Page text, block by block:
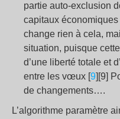
partie auto-exclusion
capitaux
change rien à cela,
situation, puisque
d’une liberté totale et
entre les vœux [9][9]
de changements….
L’algorithme paramètre